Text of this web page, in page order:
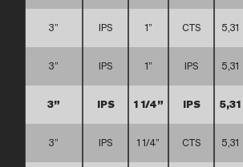
3” IPS 1” CTS 5,31
3” IPS 1” IPS 5,31
3” IPS 1 1/4” IPS 5,31
3” IPS 1 1/4” CTS 5,31